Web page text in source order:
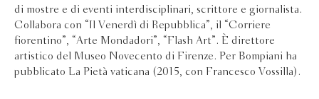
di mostre e di eventi interdisciplinari, scrittore e giornalista.
Collabora con “Il Venerdì di Repubblica”, il “Corriere
fiorentino”, “Arte Mondadori”, “Flash Art”. È direttore
artistico del Museo Novecento di Firenze. Per Bompiani ha
pubblicato La Pietà vaticana (2015, con Francesco Vossilla).